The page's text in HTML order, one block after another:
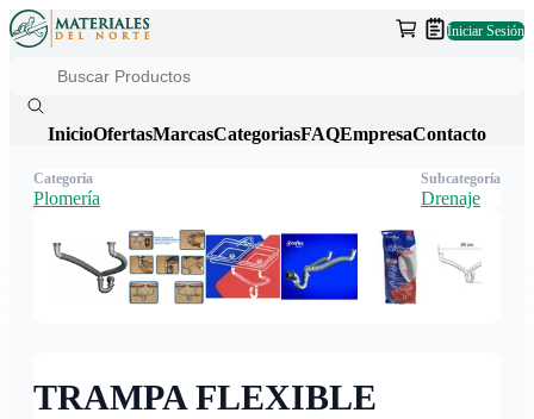
Iniciar Sesión
InicioOfertasMarcasCategoriasFAQEmpresaContacto
TRAMPA FLEXIBLE
Categoría
Plomería
Subcategoría
Drenaje